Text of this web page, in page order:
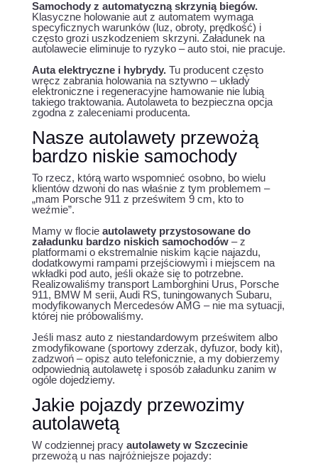
Samochody z automatyczną skrzynią biegów.
Klasyczne holowanie aut z automatem wymaga
specyficznych warunków (luz, obroty, prędkość) i
często grozi uszkodzeniem skrzyni. Załadunek na
autolawecie eliminuje to ryzyko – auto stoi, nie pracuje.
Auta elektryczne i hybrydy.Tu producent często
wręcz zabrania holowania na sztywno – układy
elektroniczne i regeneracyjne hamowanie nie lubią
takiego traktowania. Autolaweta to bezpieczna opcja
zgodna z zaleceniami producenta.
Nasze autolawety przewożą
bardzo niskie samochody
To rzecz, którą warto wspomnieć osobno, bo wielu
klientów dzwoni do nas właśnie z tym problemem –
„mam Porsche 911 z prześwitem 9 cm, kto to
weźmie”.
Mamy w flocie autolawety przystosowane do
załadunku bardzo niskich samochodów– z
platformami o ekstremalnie niskim kącie najazdu,
dodatkowymi rampami przejściowymi i miejscem na
wkładki pod auto, jeśli okaże się to potrzebne.
Realizowaliśmy transport Lamborghini Urus, Porsche
911, BMW M serii, Audi RS, tuningowanych Subaru,
modyfikowanych Mercedesów AMG – nie ma sytuacji,
której nie próbowaliśmy.
Jeśli masz auto z niestandardowym prześwitem albo
zmodyfikowane (sportowy zderzak, dyfuzor, body kit),
zadzwoń – opisz auto telefonicznie, a my dobierzemy
odpowiednią autolawetę i sposób załadunku zanim w
ogóle dojedziemy.
Jakie pojazdy przewozimy
autolawetą
W codziennej pracy autolawety w Szczecinie
przewożą u nas najróżniejsze pojazdy: